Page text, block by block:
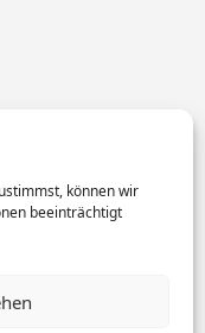
können wir
beeinträchtigt